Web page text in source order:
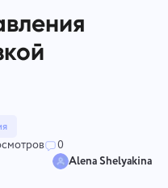
0
Alena Shelyakina
коллег и